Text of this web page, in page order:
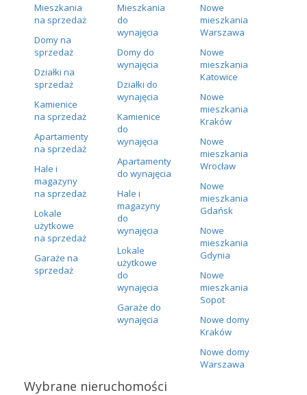
Mieszkania
na sprzedaż
Domy na
sprzedaż
Działki na
sprzedaż
Kamienice
na sprzedaż
Apartamenty
na sprzedaż
Hale i
magazyny
na sprzedaż
Lokale
użytkowe
na sprzedaż
Garaże na
sprzedaż
Mieszkania
do
wynajęcia
Domy do
wynajęcia
Działki do
wynajęcia
Kamienice
do
wynajęcia
Apartamenty
do wynajęcia
Hale i
magazyny
do
wynajęcia
Lokale
użytkowe
do
wynajęcia
Garaże do
wynajęcia
Nowe
mieszkania
Warszawa
Nowe
mieszkania
Katowice
Nowe
mieszkania
Kraków
Nowe
mieszkania
Wrocław
Nowe
mieszkania
Gdańsk
Nowe
mieszkania
Gdynia
Nowe
mieszkania
Sopot
Nowe domy
Kraków
Nowe domy
Warszawa
Wybrane nieruchomości